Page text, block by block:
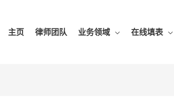
主页 律师团队 业务领域 在线填表